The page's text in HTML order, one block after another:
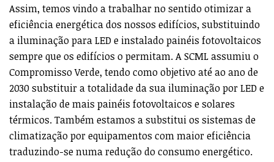
Assim, temos vindo a trabalhar no sentido otimizar a
eficiência energética dos nossos edifícios, substituindo
a iluminação para LED e instalado painéis fotovoltaicos
sempre que os edifícios o permitam. A SCML assumiu o
Compromisso Verde, tendo como objetivo até ao ano de
2030 substituir a totalidade da sua iluminação por LED e
instalação de mais painéis fotovoltaicos e solares
térmicos. Também estamos a substitui os sistemas de
climatização por equipamentos com maior eficiência
traduzindo-se numa redução do consumo energético.